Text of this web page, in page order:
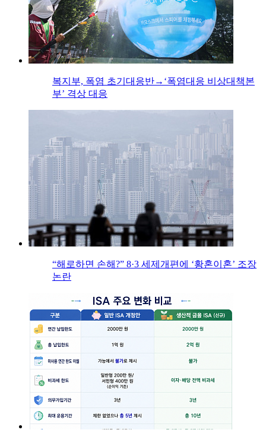
복지부, 폭염 초기대응반→‘폭염대응 비상대책본
부’ 격상 대응
“해로하면 손해?” 8·3 세제개편에 ‘황혼이혼’ 조장
논란